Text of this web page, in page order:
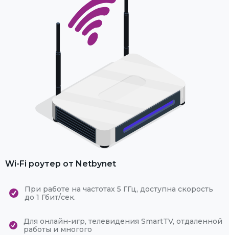
Wi-Fi роутер от Netbynet
При работе на частотах 5 ГГц, доступна скорость
до 1 Гбит/сек.
Для онлайн-игр, телевидения SmartTV, отдаленной
работы и многого